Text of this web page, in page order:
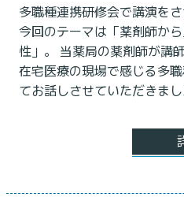
多職種連携研修会で講演を
今回のテーマは「薬剤師か
性」。 当薬局の薬剤師が講
在宅医療の現場で感じる多
てお話しさせていただきまし